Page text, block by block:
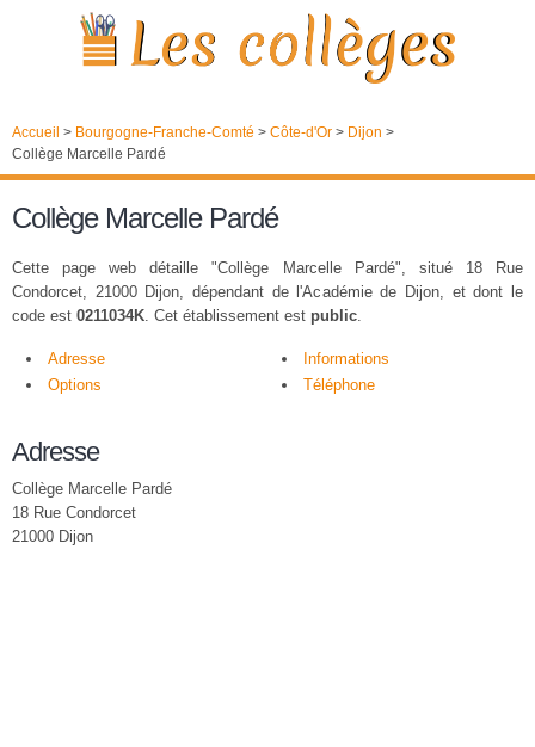
Accueil > Bourgogne-Franche-Comté > Côte-d'Or > Dijon >
Collège Marcelle Pardé
Collège Marcelle Pardé
Cette page web détaille "Collège Marcelle Pardé", situé 18 Rue
Condorcet, 21000 Dijon, dépendant de l'Académie de Dijon, et dont le
code est 0211034K. Cet établissement est public.
Adresse
Informations
Options
Téléphone
Adresse
Collège Marcelle Pardé
18 Rue Condorcet
21000 Dijon